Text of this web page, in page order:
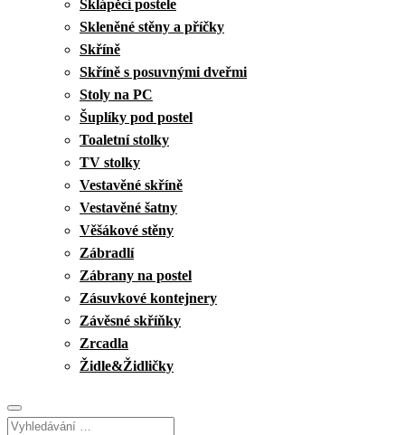
Sklápěcí postele
Skleněné stěny a příčky
Skříně
Skříně s posuvnými dveřmi
Stoly na PC
Šuplíky pod postel
Toaletní stolky
TV stolky
Vestavěné skříně
Vestavěné šatny
Věšákové stěny
Zábradlí
Zábrany na postel
Zásuvkové kontejnery
Závěsné skříňky
Zrcadla
Židle&Židličky